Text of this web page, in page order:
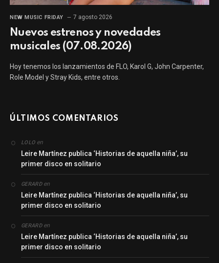
NEW MUSIC FRIDAY 7 agosto 2026
Nuevos estrenos y novedades
musicales (07.08.2026)
Hoy tenemos los lanzamientos de FLO, Karol G, John Carpenter,
Role Model y Stray Kids, entre otros.
ÚLTIMOS COMENTARIOS
LOLO en
Leire Martínez publica ‘Historias de aquella niña’, su
primer disco en solitario
GERARDen
Leire Martínez publica ‘Historias de aquella niña’, su
primer disco en solitario
GERARDen
Leire Martínez publica ‘Historias de aquella niña’, su
primer disco en solitario